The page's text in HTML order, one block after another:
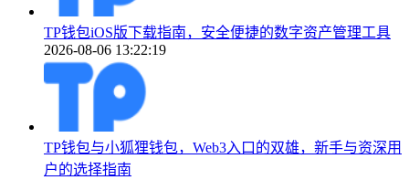
TP钱包iOS版下载指南，安全便捷的数字资产管理工具
2026-08-06 13:22:19
TP钱包与小狐狸钱包，Web3入口的双雄，新手与资深用
户的选择指南